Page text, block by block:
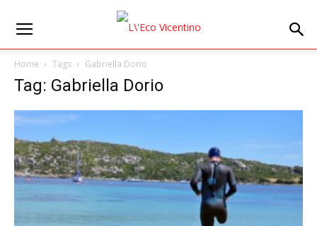
Home Tags Gabriella Dorio
Tag: Gabriella Dorio